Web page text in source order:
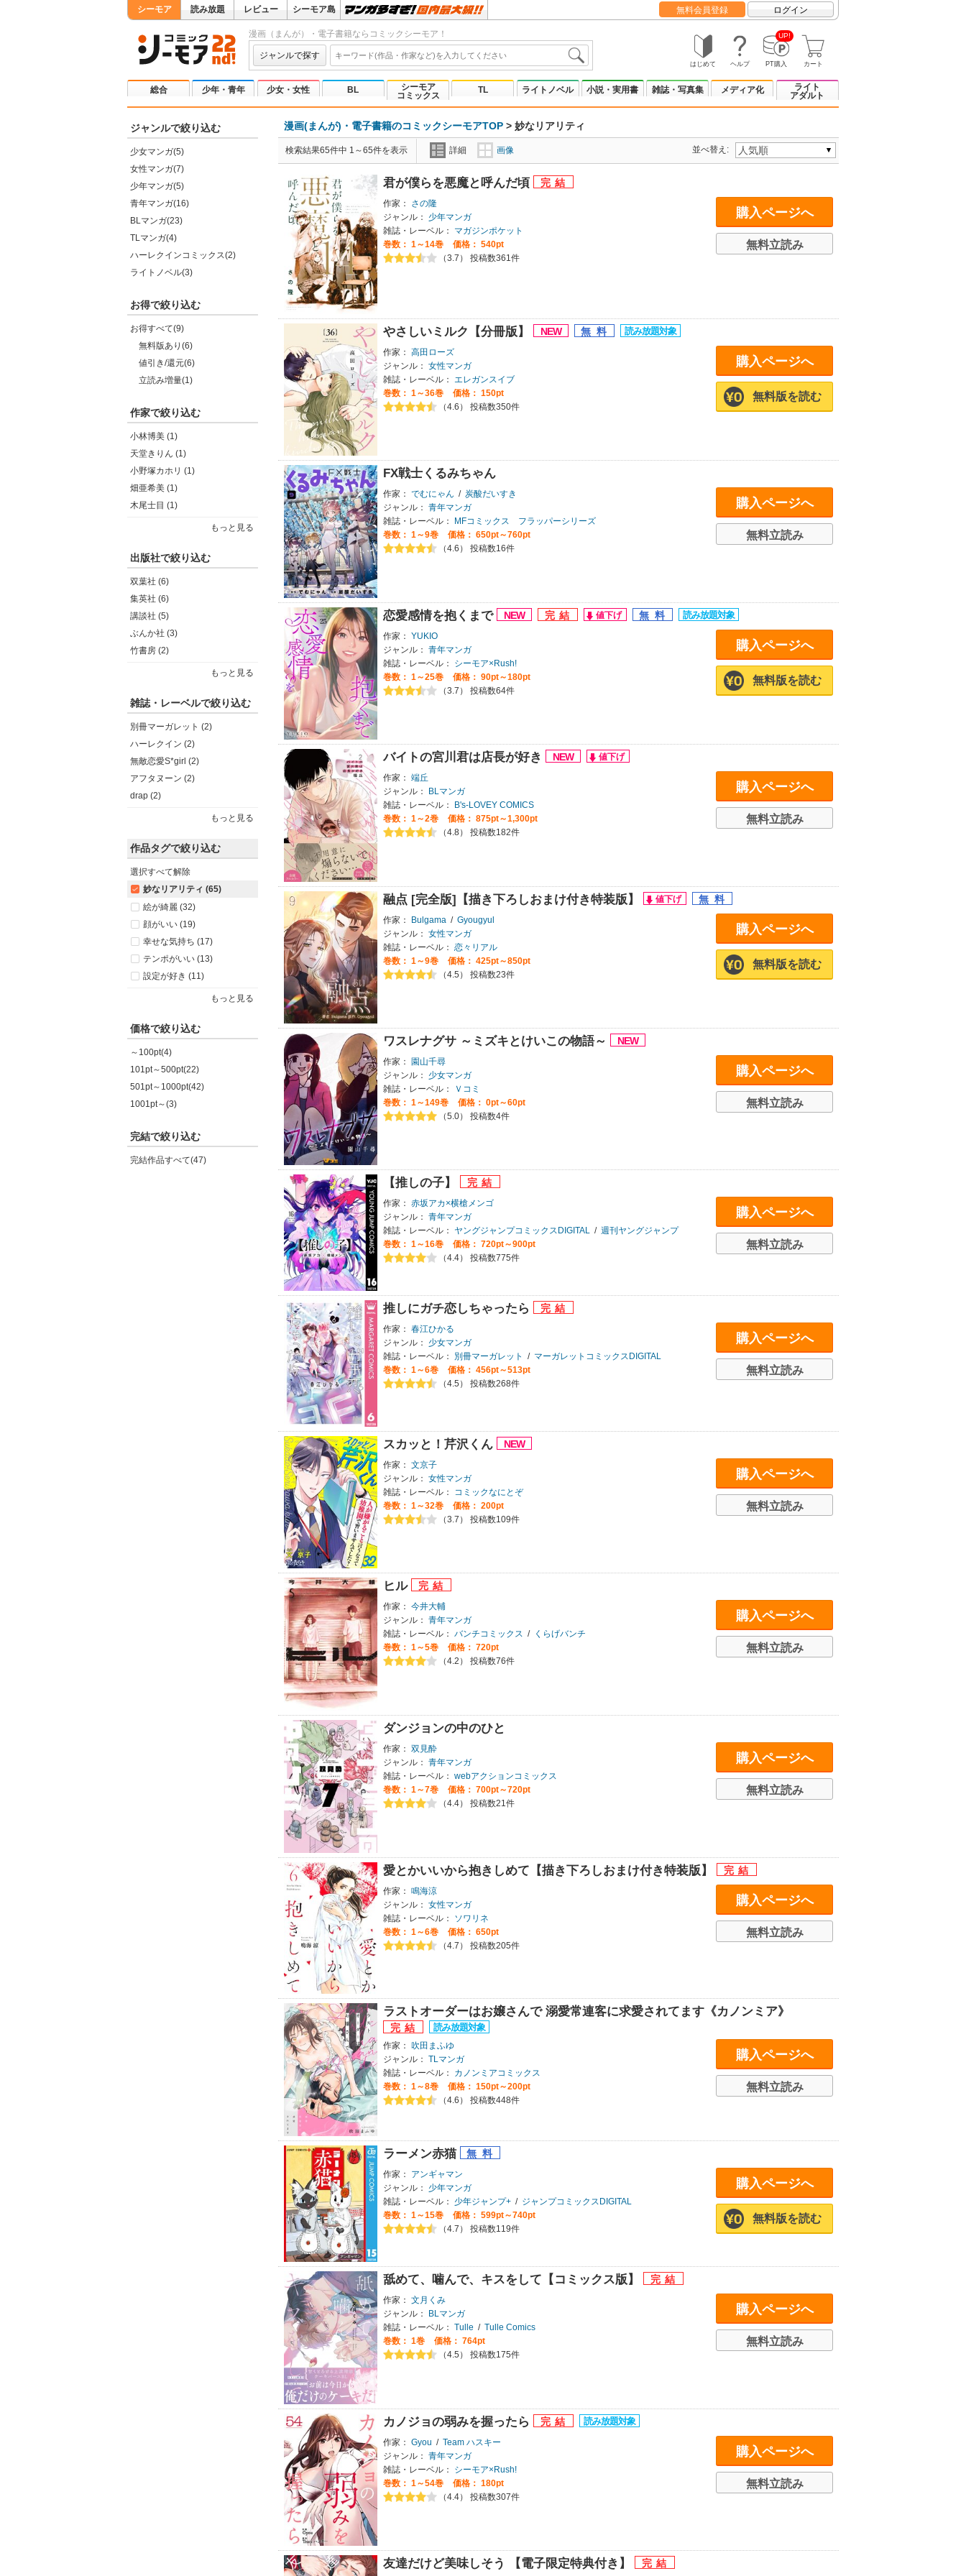
シーモア 読み放題 レビュー シーモア島 無料会員登録 ログイン
漫画（まんが）・電子書籍ならコミックシーモア！
ジャンルで探す
はじめて ヘルプ
UP!
PT購入 カート
総合 少年・青年 少女・女性 BL
シーモア
コミックス
TL ライトノベル 小説・実用書 雑誌・写真集 メディア化
ライト
アダルト
ジャンルで絞り込む
少女マンガ(5)
女性マンガ(7)
少年マンガ(5)
青年マンガ(16)
BLマンガ(23)
TLマンガ(4)
ハーレクインコミックス(2)
ライトノベル(3)
お得で絞り込む
お得すべて(9)
無料版あり(6)
値引き/還元(6)
立読み増量(1)
作家で絞り込む
小林博美 (1)
天堂きりん (1)
小野塚カホリ (1)
畑亜希美 (1)
木尾士目 (1)
もっと見る
出版社で絞り込む
双葉社 (6)
集英社 (6)
講談社 (5)
ぶんか社 (3)
竹書房 (2)
もっと見る
雑誌・レーベルで絞り込む
別冊マーガレット (2)
ハーレクイン (2)
無敵恋愛S*girl (2)
アフタヌーン (2)
drap (2)
もっと見る
作品タグで絞り込む
選択すべて解除
妙なリアリティ (65)
絵が綺麗 (32)
顔がいい (19)
幸せな気持ち (17)
テンポがいい (13)
設定が好き (11)
もっと見る
価格で絞り込む
～100pt(4)
101pt～500pt(22)
501pt～1000pt(42)
1001pt～(3)
完結で絞り込む
完結作品すべて(47)
漫画(まんが)・電子書籍のコミックシーモアTOP > 妙なリアリティ
検索結果65件中 1～65件を表示 詳細 画像 並べ替え:
君が僕らを悪魔と呼んだ頃
作家：
さの隆
ジャンル：
少年マンガ
雑誌・レーベル：
マガジンポケット
巻数： 1～14巻
価格： 540pt
（3.7） 投稿数361件
購入ページへ
無料立読み
やさしいミルク【分冊版】
作家： 高田ローズ
ジャンル： 女性マンガ
雑誌・レーベル： エレガンスイブ
巻数： 1～36巻
価格： 150pt
（4.6） 投稿数350件
購入ページへ
無料版を読む
FX戦士くるみちゃん
作家： でむにゃん / 炭酸だいすき
ジャンル： 青年マンガ
雑誌・レーベル：
MFコミックス フラッパーシリーズ
巻数： 1～9巻
価格： 650pt～760pt
（4.6） 投稿数16件
購入ページへ
無料立読み
恋愛感情を抱くまで
作家： YUKIO
ジャンル： 青年マンガ
雑誌・レーベル：
シーモア×Rush!
巻数： 1～25巻
価格： 90pt～180pt
（3.7） 投稿数64件
購入ページへ
無料版を読む
バイトの宮川君は店長が好き
作家： 端丘
ジャンル：
BLマンガ
雑誌・レーベル：
B's-LOVEY COMICS
巻数： 1～2巻
価格： 875pt～1,300pt
（4.8） 投稿数182件
購入ページへ
無料立読み
融点 [完全版]【描き下ろしおまけ付き特装版】
作家： Bulgama / Gyougyul
ジャンル： 女性マンガ
雑誌・レーベル： 恋々リアル
巻数： 1～9巻
価格： 425pt～850pt
（4.5） 投稿数23件
購入ページへ
無料版を読む
ワスレナグサ ～ミズキとけいこの物語～
作家：
園山千尋
ジャンル：
少女マンガ
雑誌・レーベル：
Ｖコミ
巻数： 1～149巻
価格： 0pt～60pt
（5.0） 投稿数4件
購入ページへ
無料立読み
【推しの子】
作家： 赤坂アカ×横槍メンゴ
ジャンル： 青年マンガ
雑誌・レーベル：
ヤングジャンプコミックスDIGITAL / 週刊ヤングジャンプ
巻数： 1～16巻
価格： 720pt～900pt
（4.4） 投稿数775件
購入ページへ
無料立読み
推しにガチ恋しちゃったら
作家： 春江ひかる
ジャンル：
少女マンガ
雑誌・レーベル：
別冊マーガレット / マーガレットコミックスDIGITAL
巻数： 1～6巻
価格： 456pt～513pt
（4.5） 投稿数268件
購入ページへ
無料立読み
スカッと！芹沢くん
作家： 文京子
ジャンル： 女性マンガ
雑誌・レーベル：
コミックなにとぞ
巻数： 1～32巻
価格： 200pt
（3.7） 投稿数109件
購入ページへ
無料立読み
ヒル
作家： 今井大輔
ジャンル： 青年マンガ
雑誌・レーベル： バンチコミックス /
くらげバンチ
巻数： 1～5巻
価格： 720pt
（4.2） 投稿数76件
購入ページへ
無料立読み
ダンジョンの中のひと
作家： 双見酔
ジャンル： 青年マンガ
雑誌・レーベル： webアクションコミックス
巻数： 1～7巻
価格： 700pt～720pt
（4.4） 投稿数21件
購入ページへ
無料立読み
愛とかいいから抱きしめて【描き下ろしおまけ付き特装版】
作家： 鳴海涼
ジャンル： 女性マンガ
雑誌・レーベル：
ソワリネ
巻数： 1～6巻
価格： 650pt
（4.7） 投稿数205件
購入ページへ
無料立読み
ラストオーダーはお嬢さんで 溺愛常連客に求愛されてます《カノンミア》
作家：
吹田まふゆ
ジャンル： TLマンガ
雑誌・レーベル：
カノンミアコミックス
巻数： 1～8巻
価格： 150pt～200pt
（4.6） 投稿数448件
購入ページへ
無料立読み
ラーメン赤猫
作家：
アンギャマン
ジャンル：
少年マンガ
雑誌・レーベル：
少年ジャンプ+ / ジャンプコミックスDIGITAL
巻数： 1～15巻
価格： 599pt～740pt
（4.7） 投稿数119件
購入ページへ
無料版を読む
舐めて、噛んで、キスをして【コミックス版】
作家： 文月くみ
ジャンル：
BLマンガ
雑誌・レーベル： Tulle / Tulle Comics
巻数： 1巻
価格： 764pt
（4.5） 投稿数175件
購入ページへ
無料立読み
カノジョの弱みを握ったら
作家： Gyou / Team ハスキー
ジャンル： 青年マンガ
雑誌・レーベル：
シーモア×Rush!
巻数： 1～54巻
価格： 180pt
（4.4） 投稿数307件
購入ページへ
無料立読み
友達だけど美味しそう 【電子限定特典付き】